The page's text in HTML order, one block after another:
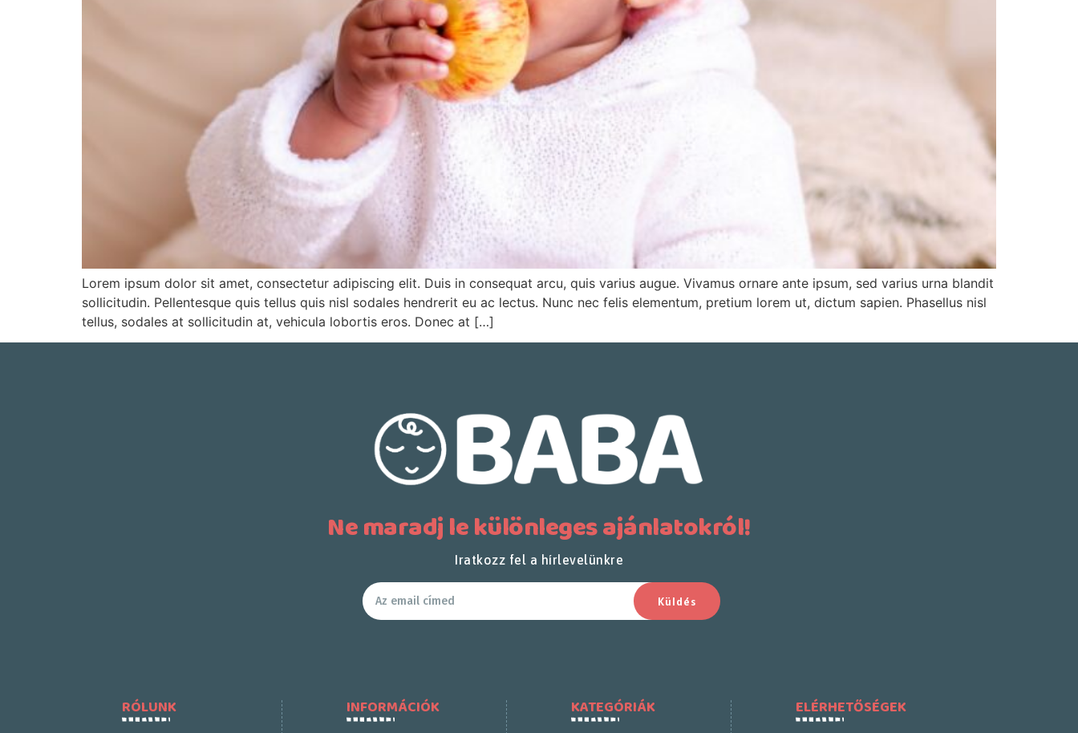
Lorem ipsum dolor sit amet, consectetur adipiscing elit. Duis in consequat arcu, quis varius augue. Vivamus ornare ante ipsum, sed varius urna blandit
sollicitudin. Pellentesque quis tellus quis nisl sodales hendrerit eu ac lectus. Nunc nec felis elementum, pretium lorem ut, dictum sapien. Phasellus nisl
tellus, sodales at sollicitudin at, vehicula lobortis eros. Donec at […]
Ne maradj le különleges ajánlatokról!
Iratkozz fel a hírlevelünkre
Küldés
RÓLUNK INFORMÁCIÓK KATEGÓRIÁK ELÉRHETŐSÉGEK